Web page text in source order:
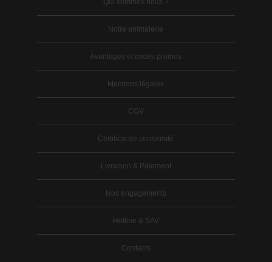
Notre animalerie
Avantages et codes promos
Mentions légales
CGV
Certificat de conformité
Livraison & Paiement
Nos engagements
Hotline & SAV
Contacts